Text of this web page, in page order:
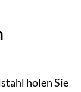
holen Sie